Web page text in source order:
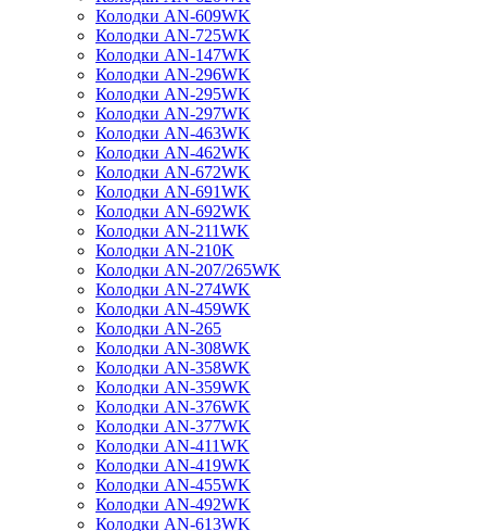
Колодки AN-609WK
Колодки AN-725WK
Колодки AN-147WK
Колодки AN-296WK
Колодки AN-295WK
Колодки AN-297WK
Колодки AN-463WK
Колодки AN-462WK
Колодки AN-672WK
Колодки AN-691WK
Колодки AN-692WK
Колодки AN-211WK
Колодки AN-210K
Колодки AN-207/265WK
Колодки AN-274WK
Колодки AN-459WK
Колодки AN-265
Колодки AN-308WK
Колодки AN-358WK
Колодки AN-359WK
Колодки AN-376WK
Колодки AN-377WK
Колодки AN-411WK
Колодки AN-419WK
Колодки AN-455WK
Колодки AN-492WK
Колодки AN-613WK